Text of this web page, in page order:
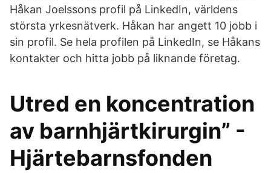
Håkan Joelssons profil på LinkedIn, världens
största yrkesnätverk. Håkan har angett 10 jobb i
sin profil. Se hela profilen på LinkedIn, se Håkans
kontakter och hitta jobb på liknande företag.
Utred en koncentration
av barnhjärtkirurgin” -
Hjärtebarnsfonden